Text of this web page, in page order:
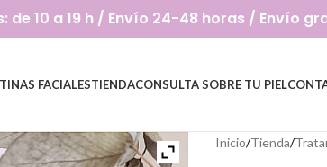
10 a 19 h / Envío 24-48 horas / Envío
FACIALESTIENDACONSULTA SOBRE TU PIEL
Inicio/Tienda/